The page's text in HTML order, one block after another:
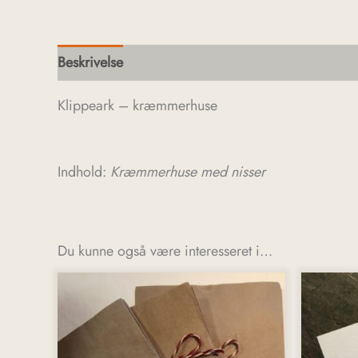
Beskrivelse
Klippeark – kræmmerhuse
Indhold: Kræmmerhuse med nisser
Du kunne også være interesseret i…
har